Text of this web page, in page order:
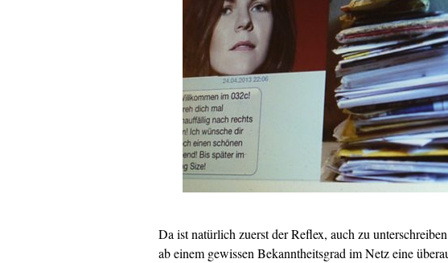
Da ist natürlich zuerst der Reflex, auch zu
ab einem gewissen Bekanntheitsgrad im Netz eine